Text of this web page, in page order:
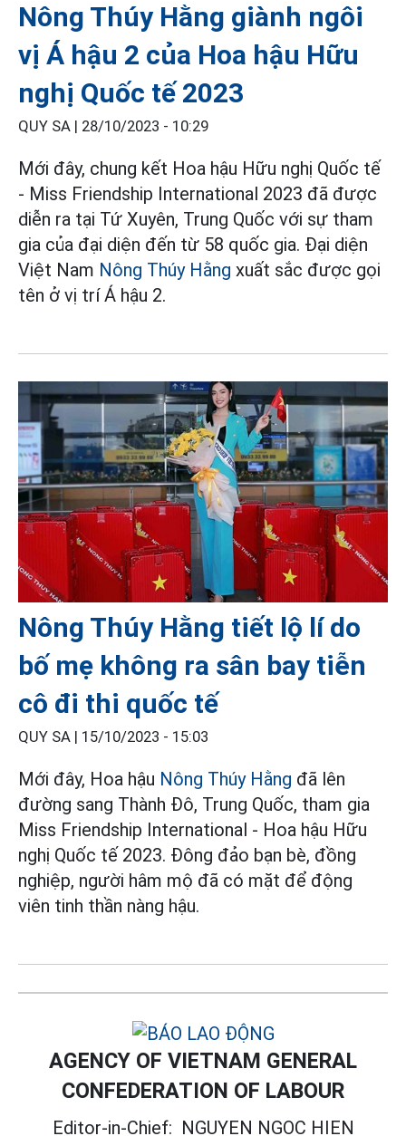
Nông Thúy Hằng giành ngôi
vị Á hậu 2 của Hoa hậu Hữu
nghị Quốc tế 2023
QUY SA | 28/10/2023 - 10:29
Mới đây, chung kết Hoa hậu Hữu nghị Quốc tế
- Miss Friendship International 2023 đã được
diễn ra tại Tứ Xuyên, Trung Quốc với sự tham
gia của đại diện đến từ 58 quốc gia. Đại diện
Việt Nam Nông Thúy Hằng xuất sắc được gọi
tên ở vị trí Á hậu 2.
Nông Thúy Hằng tiết lộ lí do
bố mẹ không ra sân bay tiễn
cô đi thi quốc tế
QUY SA | 15/10/2023 - 15:03
Mới đây, Hoa hậu Nông Thúy Hằng đã lên
đường sang Thành Đô, Trung Quốc, tham gia
Miss Friendship International - Hoa hậu Hữu
nghị Quốc tế 2023. Đông đảo bạn bè, đồng
nghiệp, người hâm mộ đã có mặt để động
viên tinh thần nàng hậu.
AGENCY OF VIETNAM GENERAL
CONFEDERATION OF LABOUR
Editor-in-Chief: NGUYEN NGOC HIEN